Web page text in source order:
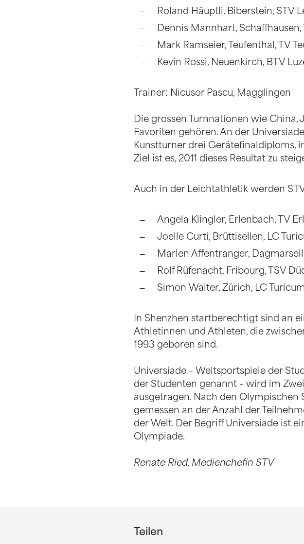
Roland Häuptli, Biberstein, STV
Dennis Mannhart, Schaffhausen,
Mark Ramseier, Teufenthal, TV
Kevin Rossi, Neuenkirch, BTV
Trainer: Nicusor Pascu, Magglingen
Die grossen Turnnationen wie China,
Favoriten gehören. An der
Kunstturner drei Gerätefinaldiploms,
Ziel ist es, 2011 dieses Resultat zu
Auch in der Leichtathletik werden
Angela Klingler, Erlenbach, TV
Joelle Curti, Brüttisellen, LC
Marlen Affentranger,
Rolf Rüfenacht, Fribourg, TSV
Simon Walter, Zürich, LC Turicum
In Shenzhen startberechtigt sind an
Athletinnen und Athleten, die
1993 geboren sind.
Universiade – Weltsportspiele der
der Studenten genannt – wird im
ausgetragen. Nach den
gemessen an der Anzahl der
der Welt. Der Begriff Universiade ist
Olympiade.
Renate Ried, Medienchefin STV
Teilen